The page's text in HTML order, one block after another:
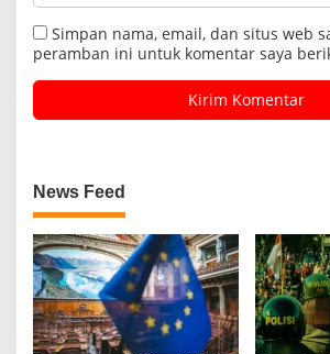
Simpan nama, email, dan situs web
peramban ini untuk komentar saya
News Feed